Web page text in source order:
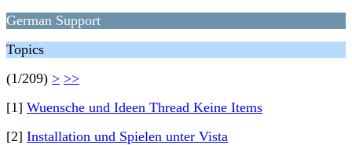
German Support
Topics
(1/209) > >>
[1] Wuensche und Ideen Thread Keine Items
[2] Installation und Spielen unter Vista